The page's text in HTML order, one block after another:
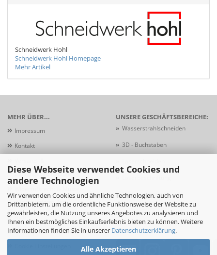
Diese Webseite verwendet Cookies und
andere Technologien
Wir verwenden Cookies und ähnliche Technologien, auch von
Drittanbietern, um die ordentliche Funktionsweise der Website zu
gewährleisten, die Nutzung unseres Angebotes zu analysieren und
Ihnen ein bestmögliches Einkaufserlebnis bieten zu können. Weitere
Informationen finden Sie in unserer Datenschutzerklärung.
Alle Akzeptieren
Schneidwerk Hohl
Schneidwerk Hohl Homepage
Mehr Artikel
MEHR ÜBER...
Impressum
Kontakt
Zahlungsbedingungen
Widerrufsformular
AGB
Privatsphäre und Datenschutz
UNSERE GESCHÄFTSBEREICHE:
» Wasserstrahlschneiden
» 3D - Buchstaben
»Schildersysteme